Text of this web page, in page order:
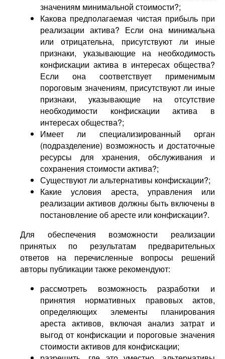
значениям минимальной стоимости?;
Какова предполагаемая чистая прибыль при
реализации актива? Если она минимальна
или отрицательна, присутствуют ли иные
признаки, указывающие на необходимость
конфискации актива в интересах общества?
Если она соответствует применимым
пороговым значениям, присутствуют ли иные
признаки, указывающие на отсутствие
необходимости конфискации актива в
интересах общества?;
Имеет ли специализированный орган
(подразделение) возможность и достаточные
ресурсы для хранения, обслуживания и
сохранения стоимости актива?;
Существуют ли альтернативы конфискации?;
Какие условия ареста, управления или
реализации активов должны быть включены в
постановление об аресте или конфискации?.
Для обеспечения возможности реализации
принятых по результатам предварительных
ответов на перечисленные вопросы решений
авторы публикации также рекомендуют:
рассмотреть возможность разработки и
принятия нормативных правовых актов,
определяющих элементы планирования
ареста активов, включая анализ затрат и
выгод от конфискации и пороговые значения
стоимости активов для конфискации;